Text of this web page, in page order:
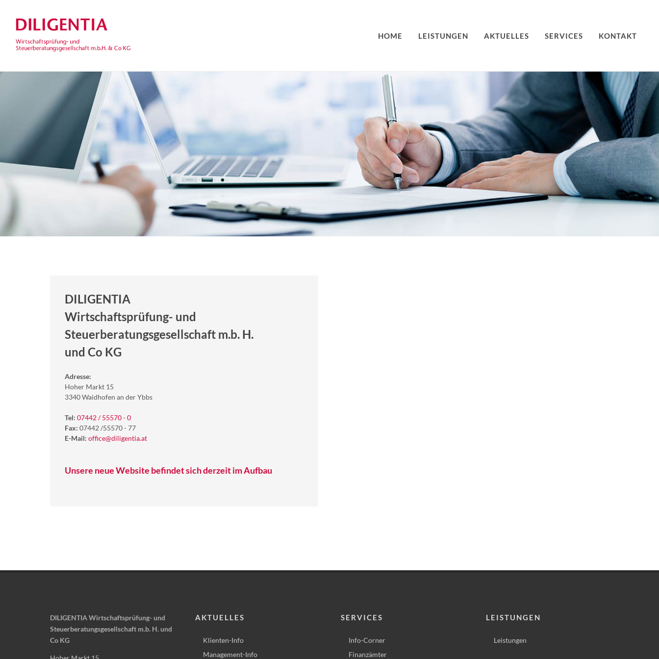
HOME LEISTUNGEN AKTUELLES SERVICES KONTAKT
DILIGENTIA
Wirtschaftsprüfung- und
Steuerberatungsgesellschaft m.b. H.
und Co KG
Adresse:
Hoher Markt 15
3340 Waidhofen an der Ybbs
Tel: 07442 / 55570 - 0
Fax: 07442 /55570 - 77
E-Mail: office@diligentia.at
Unsere neue Website befindet sich derzeit im Aufbau
DILIGENTIA Wirtschaftsprüfung- und
Steuerberatungsgesellschaft m.b. H. und
Co KG
AKTUELLES
Klienten-Info
Management-Info
SERVICES
Info-Corner
Finanzämter
LEISTUNGEN
Leistungen